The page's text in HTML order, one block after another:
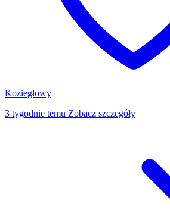
Koziegłowy
3 tygodnie temu Zobacz szczegóły